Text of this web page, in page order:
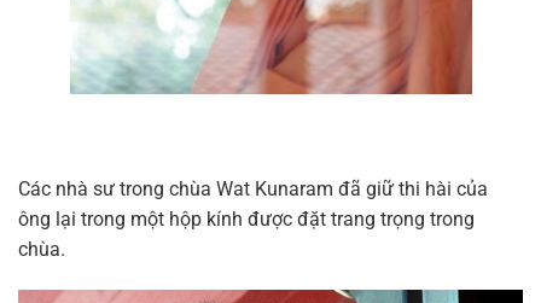
Các nhà sư trong chùa Wat Kunaram đã giữ thi hài của
ông lại trong một hộp kính được đặt trang trọng trong
chùa.